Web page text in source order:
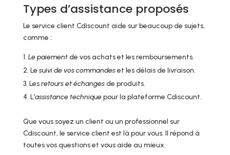
Types d’assistance proposés
Le service client Cdiscount aide sur beaucoup de sujets,
comme :
Le paiementde vos achats et les remboursements.
Le suivi de vos commandeset les délais de livraison.
Lesretours et échangesde produits.
L’assistance techniquepour la plateforme Cdiscount.
Que vous soyez un client ou un professionnel sur
Cdiscount, le service client est là pour vous. Il répond à
toutes vos questions et vous aide au mieux.